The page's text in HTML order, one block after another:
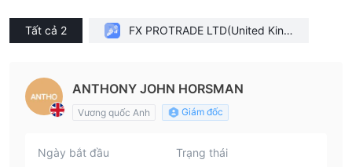
Tất cả 2
FX PROTRADE LTD(United King
ANTHONY JOHN HORSMAN
Vương quốc Anh Giám đốc
Ngày bắt đầu
Trạng thái